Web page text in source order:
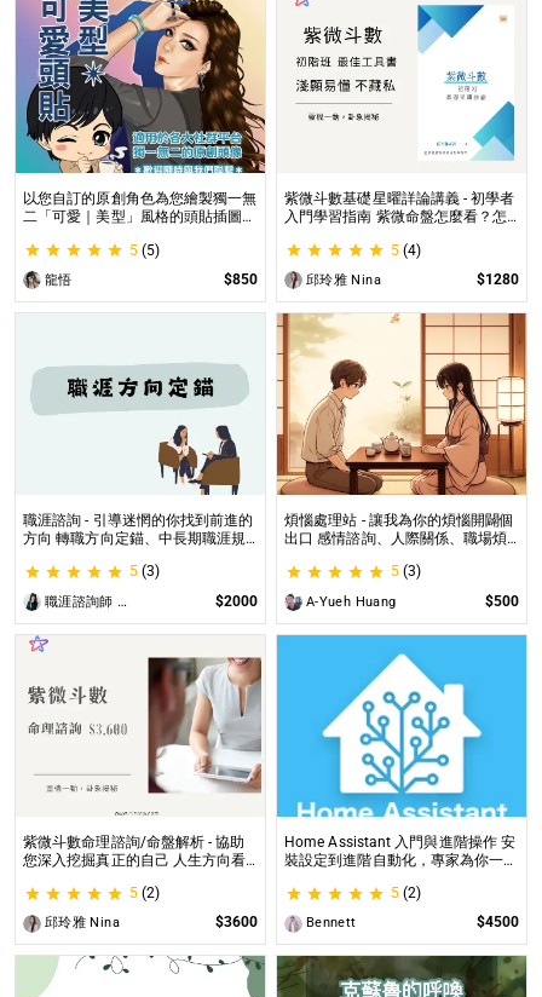
以您自訂的原創角色為您繪製獨一無
二「可愛｜美型」風格的頭貼插圖！
情」和「動作」的理想頭貼！
5 (5)
龍悟 $850
紫微斗數基礎星曜詳論講義 - 初學者
入門學習指南 紫微命盤怎麼看？怎
工具書，淺顯易懂不藏私！
5 (4)
邱玲雅 Nina $1280
職涯諮詢 - 引導迷惘的你找到前進的
方向 轉職方向定錨、中長期職涯規
5 (3)
職涯諮詢師 阿紫 $2000
煩惱處理站 - 讓我為你的煩惱開闢個
出口 感情諮詢、人際關係、職場煩
5 (3)
A-Yueh Huang $500
紫微斗數命理諮詢/命盤解析 - 協助
您深入挖掘真正的自己 人生方向看
璀璨一生
5 (2)
邱玲雅 Nina $3600
Home Assistant 入門與進階操作 安
裝設定到進階自動化，專家為你一對
5 (2)
Bennett $4500